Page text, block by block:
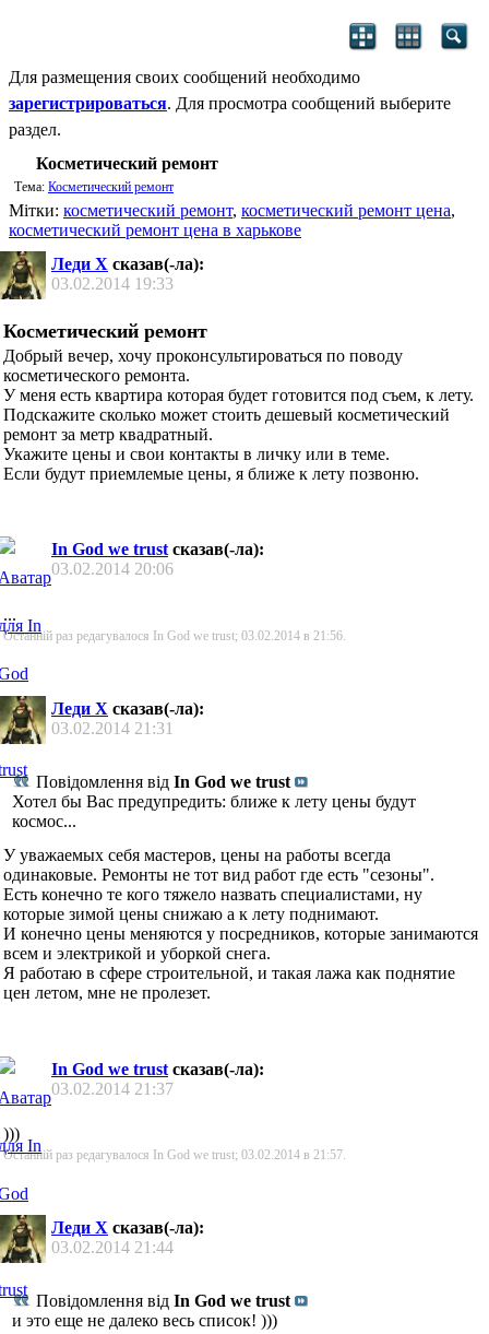
Для размещения своих сообщений необходимо
зарегистрироваться. Для просмотра сообщений выберите
раздел.
Косметический ремонт
Тема: Косметический ремонт
Мітки: косметический ремонт, косметический ремонт цена,
косметический ремонт цена в харькове
Леди Х сказав(-ла):
03.02.2014 19:33
Косметический ремонт
Добрый вечер, хочу проконсультироваться по поводу
косметического ремонта.
У меня есть квартира которая будет готовится под съем, к лету.
Подскажите сколько может стоить дешевый косметический
ремонт за метр квадратный.
Укажите цены и свои контакты в личку или в теме.
Если будут приемлемые цены, я ближе к лету позвоню.
In God we trust сказав(-ла):
03.02.2014 20:06
...
Останній раз редагувалося In God we trust; 03.02.2014 в 21:56
Леди Х сказав(-ла):
03.02.2014 21:31
Повідомлення від In God we trust
Хотел бы Вас предупредить: ближе к лету цены будут
космос...
У уважаемых себя мастеров, цены на работы всегда
одинаковые. Ремонты не тот вид работ где есть "сезоны".
Есть конечно те кого тяжело назвать специалистами, ну
которые зимой цены снижаю а к лету поднимают.
И конечно цены меняются у посредников, которые занимаются
всем и электрикой и уборкой снега.
Я работаю в сфере строительной, и такая лажа как поднятие
цен летом, мне не пролезет.
In God we trust сказав(-ла):
03.02.2014 21:37
)))
Останній раз редагувалося In God we trust; 03.02.2014 в 21:57.
Леди Х сказав(-ла):
03.02.2014 21:44
Повідомлення від In God we trust
и это еще не далеко весь список! )))